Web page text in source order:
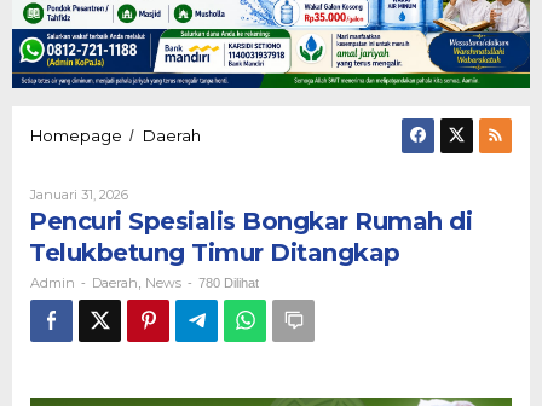
Homepage / Daerah
di
Telukbetung
Timur
Ditangkap
Januari 31, 2026Oleh
Pencuri Spesialis Bongkar Rumah di
Telukbetung Timur Ditangkap
Admin - Daerah News - 780 Dilihat